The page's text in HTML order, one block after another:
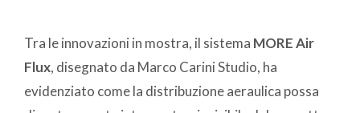
Tra le innovazioni in mostra, il sistema MORE Air
Flux, disegnato da Marco Carini Studio, ha
evidenziato come la distribuzione aeraulica possa